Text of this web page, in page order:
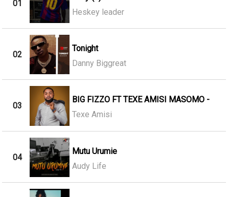
01
Heskey leader
02
Tonight
Danny Biggreat
03
BIG FIZZO FT TEXE AMISI MASOMO -
Texe Amisi
04
Mutu Urumie
Audy Life